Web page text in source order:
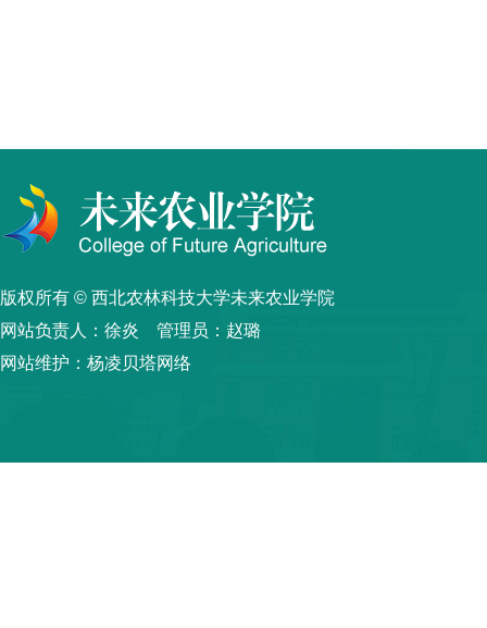
版权所有 © 西北农林科技大学未来农业学院
网站负责人：徐炎 管理员：赵璐
网站维护：杨凌贝塔网络